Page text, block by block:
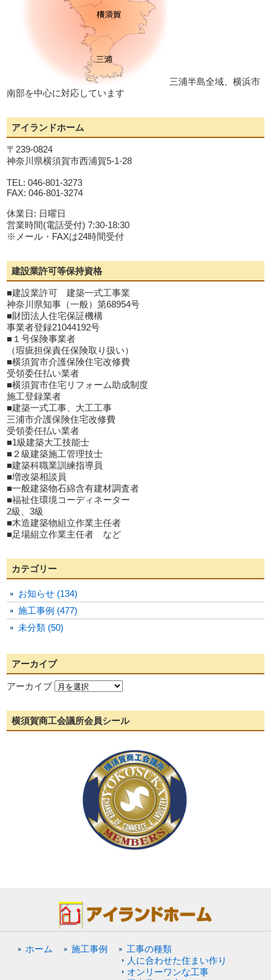
三浦半島全域、横浜市
南部を中心に対応しています
アイランドホーム
〒239-0824
神奈川県横須賀市西浦賀5-1-28
TEL: 046-801-3273
FAX: 046-801-3274
休業日: 日曜日
営業時間(電話受付) 7:30-18:30
※メール・FAXは24時間受付
建設業許可等保持資格
■建設業許可 建築一式工事業
神奈川県知事（一般）第68954号
■財団法人住宅保証機構
事業者登録21044192号
■１号保険事業者
（瑕疵担保責任保険取り扱い）
■横須賀市介護保険住宅改修費
受領委任払い業者
■横須賀市住宅リフォーム助成制度
施工登録業者
■建築一式工事、大工工事
三浦市介護保険住宅改修費
受領委任払い業者
■1級建築大工技能士
■２級建築施工管理技士
■建築科職業訓練指導員
■増改築相談員
■一般建築物石綿含有建材調査者
■福祉住環境コーディネーター
2級、3級
■木造建築物組立作業主任者
■足場組立作業主任者 など
カテゴリー
お知らせ (134)
施工事例 (477)
未分類 (50)
アーカイブ
アーカイブ
横須賀商工会議所会員シール
ホーム 施工事例
工事の種類
人に合わせた住まい作り
オンリーワンな工事